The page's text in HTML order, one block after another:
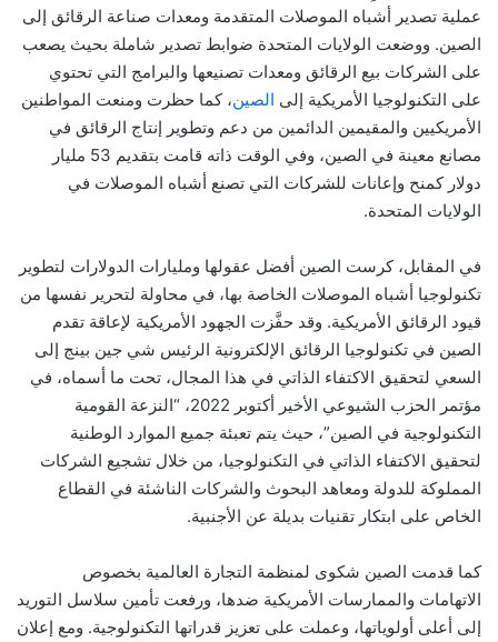
عملية تصدير أشباه الموصلات المتقدمة ومعدات صناعة الرقائق إلى
الصين. ووضعت الولايات المتحدة ضوابط تصدير شاملة بحيث يصعب
على الشركات بيع الرقائق ومعدات تصنيعها والبرامج التي تحتوي
على التكنولوجيا الأمريكية إلى الصين، كما حظرت ومنعت المواطنين
الأمريكيين والمقيمين الدائمين من دعم وتطوير إنتاج الرقائق في
مصانع معينة في الصين، وفي الوقت ذاته قامت بتقديم 53 مليار
دولار كمنح وإعانات للشركات التي تصنع أشباه الموصلات في
الولايات المتحدة.
في المقابل، كرست الصين أفضل عقولها ومليارات الدولارات لتطوير
تكنولوجيا أشباه الموصلات الخاصة بها، في محاولة لتحرير نفسها من
قيود الرقائق الأمريكية. وقد حفَّزت الجهود الأمريكية لإعاقة تقدم
الصين في تكنولوجيا الرقائق الإلكترونية الرئيس شي جين بينج إلى
السعي لتحقيق الاكتفاء الذاتي في هذا المجال، تحت ما أسماه، في
مؤتمر الحزب الشيوعي الأخير أكتوبر 2022، “النزعة القومية
التكنولوجية في الصين”، حيث يتم تعبئة جميع الموارد الوطنية
لتحقيق الاكتفاء الذاتي في التكنولوجيا، من خلال تشجيع الشركات
المملوكة للدولة ومعاهد البحوث والشركات الناشئة في القطاع
الخاص على ابتكار تقنيات بديلة عن الأجنبية.
كما قدمت الصين شكوى لمنظمة التجارة العالمية بخصوص
الاتهامات والممارسات الأمريكية ضدها، ورفعت تأمين سلاسل التوريد
إلى أعلى أولوياتها، وعملت على تعزيز قدراتها التكنولوجية. ومع إعلان